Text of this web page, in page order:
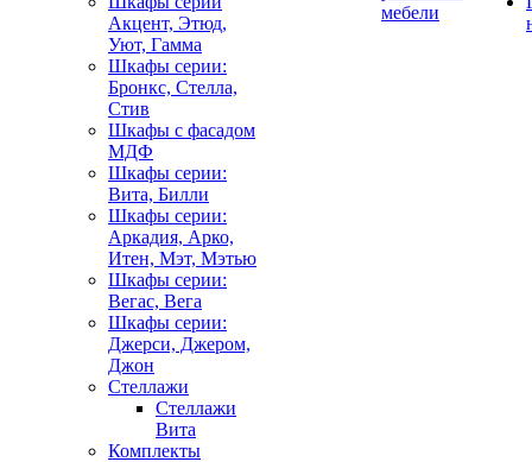
Акцент, Этюд,
Уют, Гамма
Шкафы серии:
Бронкс, Стелла,
Стив
Шкафы с фасадом
МДФ
Шкафы серии:
Вита, Билли
Шкафы серии:
Аркадия, Арко,
Итен, Мэт, Мэтью
Шкафы серии:
Вегас, Вега
Шкафы серии:
Джерси, Джером,
Джон
Стеллажи
Стеллажи
Вита
Комплекты
мебели